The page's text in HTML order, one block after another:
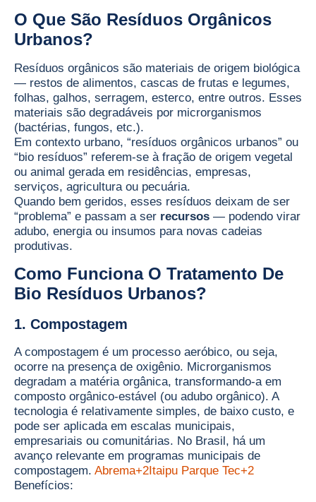
O Que São Resíduos Orgânicos
Urbanos?
Resíduos orgânicos são materiais de origem biológica
— restos de alimentos, cascas de frutas e legumes,
folhas, galhos, serragem, esterco, entre outros. Esses
materiais são degradáveis por microrganismos
(bactérias, fungos, etc.).
Em contexto urbano, “resíduos orgânicos urbanos” ou
“bio resíduos” referem-se à fração de origem vegetal
ou animal gerada em residências, empresas,
serviços, agricultura ou pecuária.
Quando bem geridos, esses resíduos deixam de ser
“problema” e passam a ser recursos — podendo virar
adubo, energia ou insumos para novas cadeias
produtivas.
Como Funciona O Tratamento De
Bio Resíduos Urbanos?
1. Compostagem
A compostagem é um processo aeróbico, ou seja,
ocorre na presença de oxigênio. Microrganismos
degradam a matéria orgânica, transformando-a em
composto orgânico-estável (ou adubo orgânico). A
tecnologia é relativamente simples, de baixo custo, e
pode ser aplicada em escalas municipais,
empresariais ou comunitárias. No Brasil, há um
avanço relevante em programas municipais de
compostagem. Abrema+2Itaipu Parque Tec+2
Benefícios: